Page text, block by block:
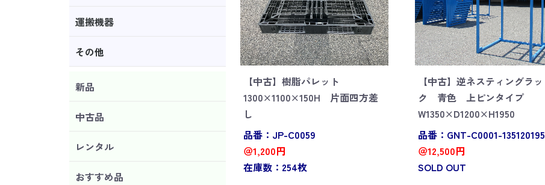
運搬機器
その他
新品
中古品
レンタル
おすすめ品
【中古】樹脂パレット
1300×1100×150H 片面四方差
し
品番：JP-C0059
＠1,200円
在庫数：254枚
【中古】逆ネスティングラッ
ク 青色 上ピンタイプ
W1350×D1200×H1950
品番：GNT-C0001-135120195
＠12,500円
SOLD OUT